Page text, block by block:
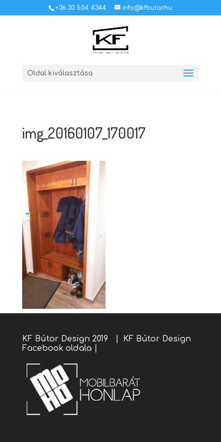
+36 30 504 4344 info@kfbutor.hu
Oldal kiválasztása
img_20160107_170017
KF Bútor Design 2019 |
KF Bútor Design
Facebook oldala